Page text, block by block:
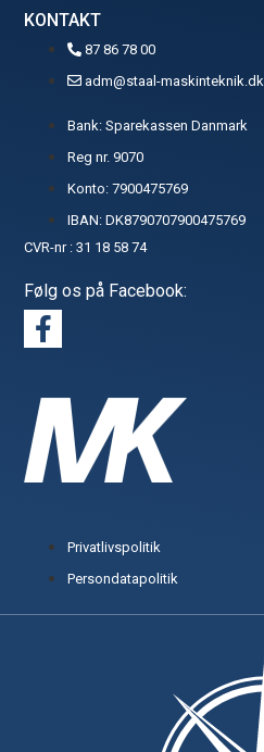
KONTAKT
87 86 78 00
adm@staal-maskinteknik.dk
Bank: Sparekassen Danmark
Reg nr. 9070
Konto: 7900475769
IBAN: DK8790707900475769
CVR-nr : 31 18 58 74
Følg os på Facebook:
Privatlivspolitik
Persondatapolitik